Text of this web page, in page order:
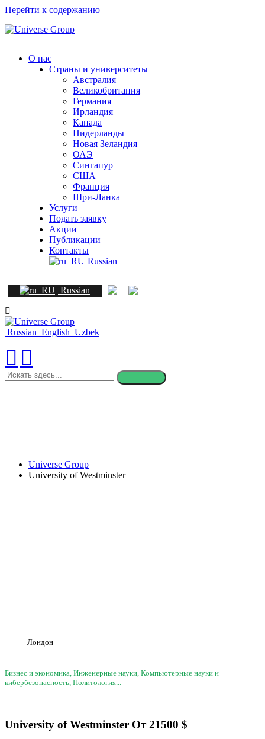
Перейти к содержанию
О нас
Страны и университеты
Австралия
Великобритания
Германия
Ирландия
Канада
Нидерланды
Новая Зеландия
ОАЭ
Сингапур
СШA
Франция
Шри-Ланка
Услуги
Подать заявку
Акции
Публикации
Контакты
Russian
Russian
Russian English Uzbek
искать
здесь
Universe Group
University of Westminster
Лондон
Бизнес и экономика, Инженерные науки, Компьютерные науки и
кибербезопасность, Политология...
University of Westminster От21500 $